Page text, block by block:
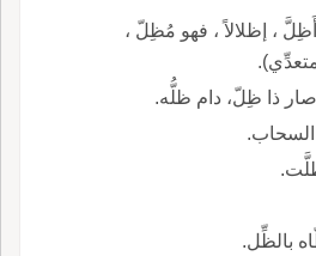
، إظلالاً ، فهو مُظِلّ ،
ذا ظِلّ، دام ظلُّه.
السحاب.
بالظِّل.